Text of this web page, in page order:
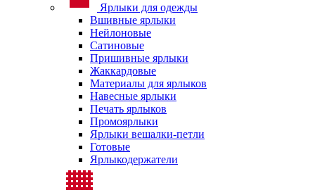
Ярлыки для одежды
Вшивные ярлыки
Нейлоновые
Сатиновые
Пришивные ярлыки
Жаккардовые
Материалы для ярлыков
Навесные ярлыки
Печать ярлыков
Промоярлыки
Ярлыки вешалки-петли
Готовые
Ярлыкодержатели